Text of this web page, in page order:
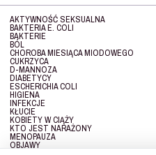
AKTYWNOŚĆ SEKSUALNA
BAKTERIA E. COLI
BAKTERIE
BÓL
CHOROBA MIESIĄCA MIODOWEGO
CUKRZYCA
D-MANNOZA
DIABETYCY
ESCHERICHIA COLI
HIGIENA
INFEKCJE
KŁUCIE
KOBIETY W CIĄŻY
KTO JEST NARAŻONY
MENOPAUZA
OBJAWY